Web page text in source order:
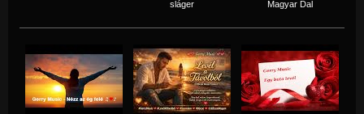
sláger
Magyar Dal